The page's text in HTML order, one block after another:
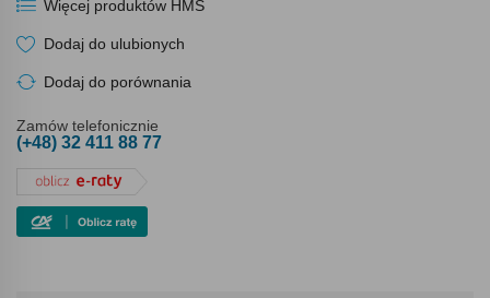
Więcej produktów HMS
Dodaj do ulubionych
Dodaj do porównania
Zamów telefonicznie
(+48) 32 411 88 77